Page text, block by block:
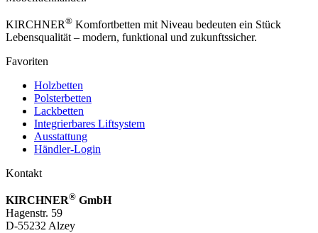
KIRCHNER® Komfortbetten mit Niveau bedeuten ein Stück
Lebensqualität – modern, funktional und zukunftssicher.
Favoriten
Holzbetten
Polsterbetten
Lackbetten
Integrierbares Liftsystem
Ausstattung
Händler-Login
Kontakt
KIRCHNER® GmbH
Hagenstr. 59
D-55232 Alzey